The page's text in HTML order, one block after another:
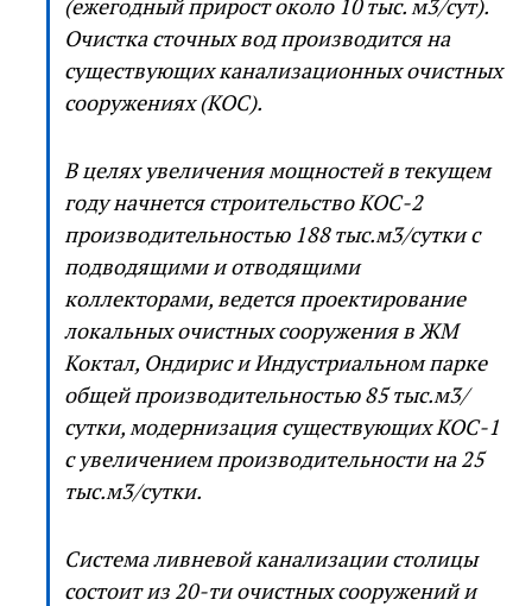
(ежегодный прирост около 10 тыс. м3/сут).
Очистка сточных вод производится на
существующих канализационных очистных
сооружениях (КОС).
В целях увеличения мощностей в текущем
году начнется строительство КОС-2
производительностью 188 тыс.м3/сутки с
подводящими и отводящими
коллекторами, ведется проектирование
локальных очистных сооружения в ЖМ
Коктал, Ондирис и Индустриальном парке
общей производительностью 85 тыс.м3/
сутки, модернизация существующих КОС-1
с увеличением производительности на 25
тыс.м3/сутки.
Система ливневой канализации столицы
состоит из 20-ти очистных сооружений и